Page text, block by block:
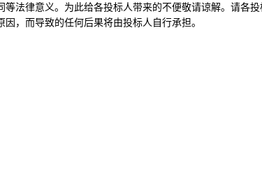
法律意义。为此给各投标人带来的不便敬请谅解。请各
，而导致的任何后果将由投标人自行承担。